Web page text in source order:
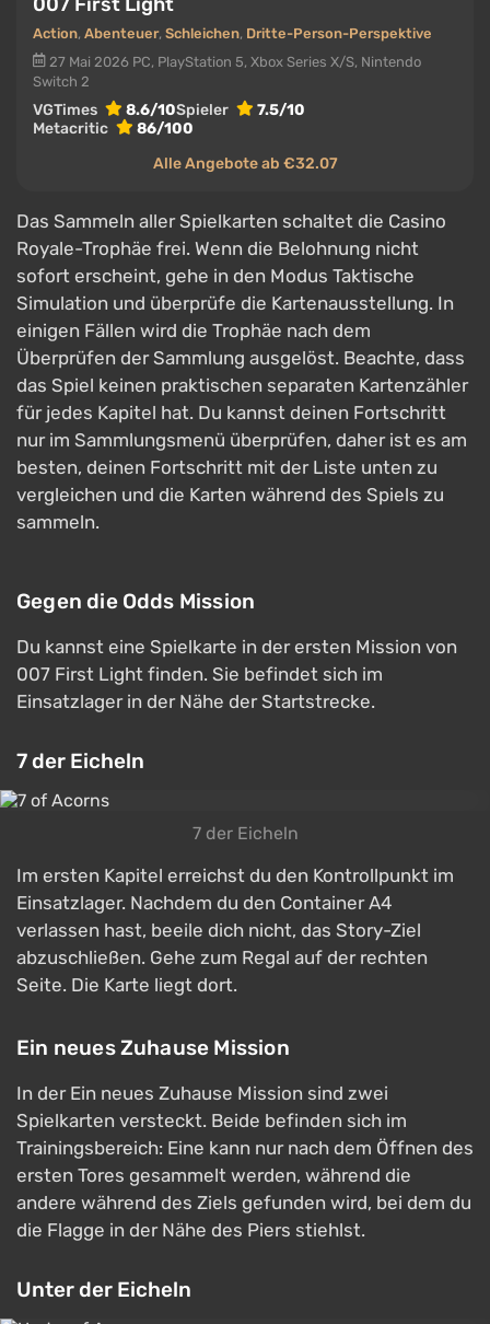
Action, Abenteuer, Schleichen, Dritte-Person-Perspektive
27 Mai 2026 PC, PlayStation 5, Xbox Series X/S, Nintendo
Switch 2
VGTimes 8.6/10Spieler
7.5/10
Metacritic
86/100
Alle Angebote ab €32.07
Das Sammeln aller Spielkarten schaltet die Casino
Royale-Trophäe frei. Wenn die Belohnung nicht
sofort erscheint, gehe in den Modus Taktische
Simulation und überprüfe die Kartenausstellung. In
einigen Fällen wird die Trophäe nach dem
Überprüfen der Sammlung ausgelöst. Beachte, dass
das Spiel keinen praktischen separaten Kartenzähler
für jedes Kapitel hat. Du kannst deinen Fortschritt
nur im Sammlungsmenü überprüfen, daher ist es am
besten, deinen Fortschritt mit der Liste unten zu
vergleichen und die Karten während des Spiels zu
sammeln.
Gegen die Odds Mission
Du kannst eine Spielkarte in der ersten Mission von
007 First Light finden. Sie befindet sich im
Einsatzlager in der Nähe der Startstrecke.
7 der Eicheln
7 der Eicheln
Im ersten Kapitel erreichst du den Kontrollpunkt im
Einsatzlager. Nachdem du den Container A4
verlassen hast, beeile dich nicht, das Story-Ziel
abzuschließen. Gehe zum Regal auf der rechten
Seite. Die Karte liegt dort.
Ein neues Zuhause Mission
In der Ein neues Zuhause Mission sind zwei
Spielkarten versteckt. Beide befinden sich im
Trainingsbereich: Eine kann nur nach dem Öffnen des
ersten Tores gesammelt werden, während die
andere während des Ziels gefunden wird, bei dem du
die Flagge in der Nähe des Piers stiehlst.
Unter der Eicheln